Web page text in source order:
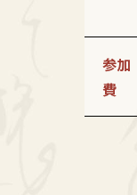
参加
費